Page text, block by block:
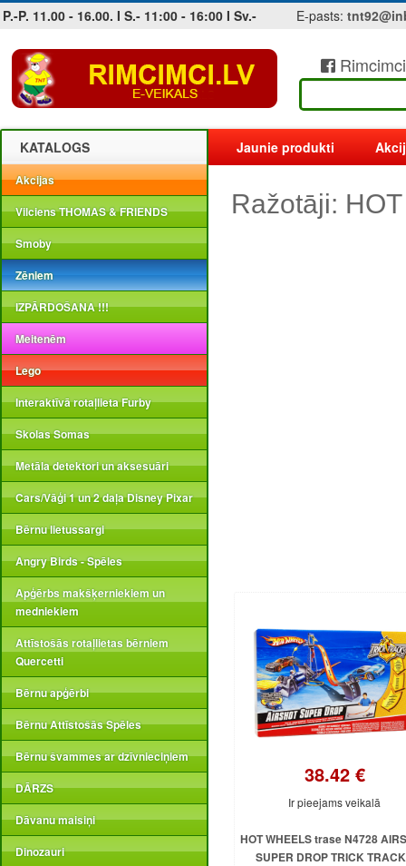
P.-P. 11.00 - 16.00. I S.- 11:00 - 16:00 I Sv.- E-pasts:
Jobs at sea and maritime vacancies
KATALOGS
Akcijas
Vilciens THOMAS & FRIENDS
Smoby
Zēniem
IZPĀRDOŠANA !!!
Meitenēm
Lego
Interaktīvā rotaļlieta Furby
Skolas Somas
Metāla detektori un aksesuāri
Cars/Vāģi 1 un 2 daļa Disney Pixar
Bērnu lietussargi
Angry Birds - Spēles
Apģērbs makšķerniekiem un
medniekiem
Attīstošās rotaļlietas bērniem
Quercetti
Bērnu apģērbi
Bērnu Attīstošās Spēles
Bērnu švammes ar dzīvnieciņiem
DĀRZS
Dāvanu maisiņi
Dinozauri
Jaunie produkti
Ražotāji:
38.42 €
Ir pieejams veikalā
HOT WHEELS trase N4728
SUPER DROP TRICK